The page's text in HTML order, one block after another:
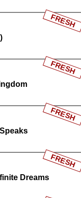
FRESH
FRESH
FRESH
Dreams
FRESH